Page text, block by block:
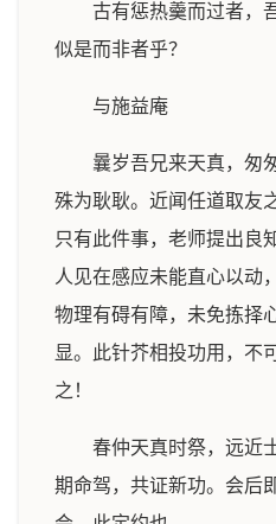
古有惩热羹而过者，
似是而非者乎？
与施益庵
曩岁吾兄来天真，匆
殊为耿耿。近闻任道取友
只有此件事，老师提出良
人见在感应未能直心以动
物理有碍有障，未免拣择
显。此针芥相投功用，不
之！
春仲天真时祭，远近
期命驾，共证新功。会后